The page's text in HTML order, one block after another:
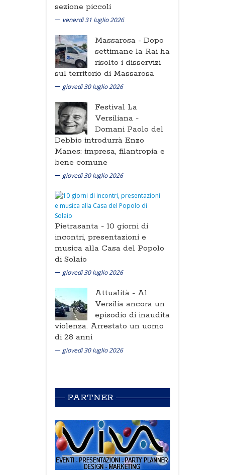
sezione piccoli
venerdì 31 luglio 2026
Massarosa - Dopo
settimane la Rai ha
risolto i disservizi
sul territorio di Massarosa
giovedì 30 luglio 2026
Festival La
Versiliana -
Domani Paolo del
Debbio introdurrà Enzo
Manes: impresa, filantropia e
bene comune
giovedì 30 luglio 2026
Pietrasanta - 10 giorni di
incontri, presentazioni e
musica alla Casa del Popolo
di Solaio
giovedì 30 luglio 2026
Attualità - Al
Versilia ancora un
episodio di inaudita
violenza. Arrestato un uomo
di 28 anni
giovedì 30 luglio 2026
PARTNER